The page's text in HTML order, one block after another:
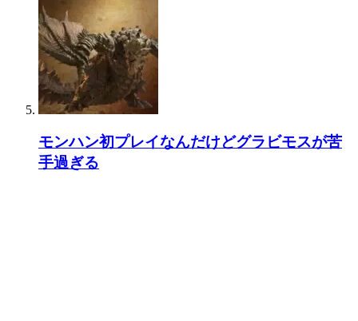
モンハン初プレイなんだけどグラビモスが苦
手過ぎる